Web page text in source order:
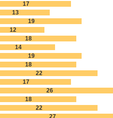
17
13
19
12
18
14
19
18
22
17
26
18
22
27